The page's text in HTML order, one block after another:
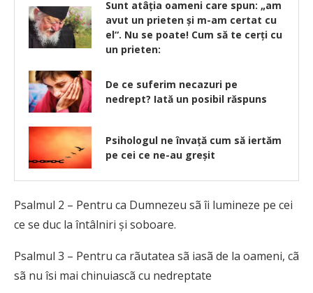
Sunt atâţia oameni care spun: „am
avut un prieten şi m-am certat cu
el“. Nu se poate! Cum să te cerţi cu
un prieten:
De ce suferim necazuri pe
nedrept? Iată un posibil răspuns
Psihologul ne învață cum să iertăm
pe cei ce ne-au greșit
Psalmul 2 – Pentru ca Dumnezeu sã îi lumineze pe cei
ce se duc la întâlniri și soboare.
Psalmul 3 – Pentru ca rãutatea sã iasã de la oameni, cã
sã nu îsi mai chinuiascã cu nedreptate